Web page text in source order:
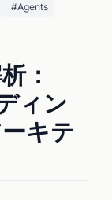
#Agents
：
ィン
キテ